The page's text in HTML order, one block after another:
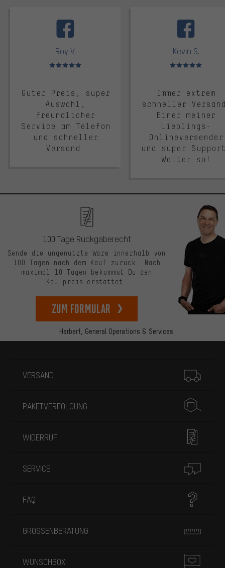
Roy V.
Bewertungen: 5 von 5
Guter Preis, super
Auswahl,
freundlicher
Service am Telefon
und schneller
Versand.
Kevin S.
Bewertungen: 5 von 5
Immer extrem
schneller
Einer meiner
Lieblings-
Onlineversender
und super
Weiter so!
Herbert, General Operations & Services
100 Tage Rückgaberecht
Sende die ungenutzte Ware innerhalb von
100 Tagen nach dem Kauf zurück. Nach
maximal 10 Tagen bekommst Du den
Kaufpreis erstattet.
zum Formular
VERSAND
PAKETVERFOLGUNG
WIDERRUF
SERVICE
FAQ
GRÖSSENBERATUNG
WUNSCHBOX